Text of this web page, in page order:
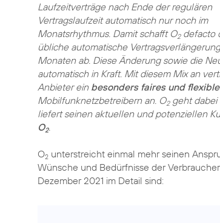
Laufzeitverträge nach Ende der regulären
Vertragslaufzeit automatisch nur noch im
Monatsrhythmus. Damit schafft O2defacto
übliche automatische
Monaten ab. Diese Änderung sowie die
automatisch in Kraft. Mit diesem Mix an
Anbieter ein besonders faires und
Mobilfunknetzbetreibern an. O2geht dabei
liefert seinen aktuellen und potenziellen
O2.
O2 unterstreicht einmal mehr seinen
Wünsche und Bedürfnisse der
Dezember 2021 im Detail sind: